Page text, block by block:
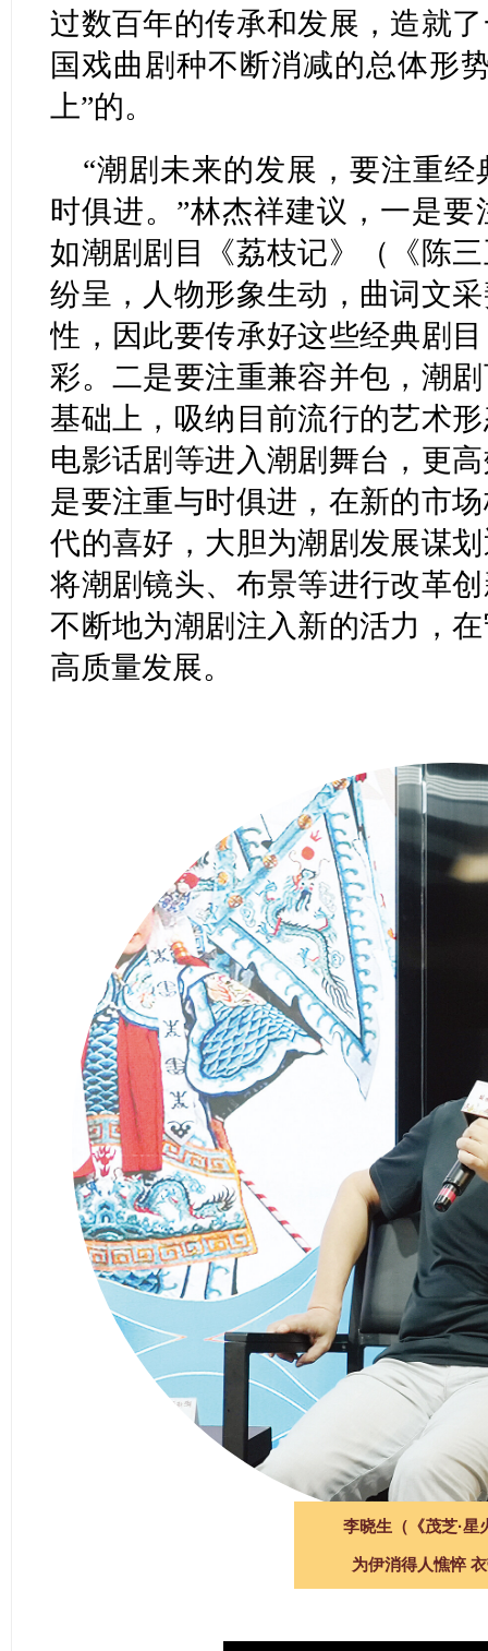
过数百年的传承和发展，造就
国戏曲剧种不断消减的总体形
上”的。
“潮剧未来的发展，要注重
时俱进。”林杰祥建议，一是
如潮剧剧目《荔枝记》（《陈
纷呈，人物形象生动，曲词文
性，因此要传承好这些经典剧
彩。二是要注重兼容并包，潮
基础上，吸纳目前流行的艺术
电影话剧等进入潮剧舞台，更
是要注重与时俱进，在新的市
代的喜好，大胆为潮剧发展谋
将潮剧镜头、布景等进行改革
不断地为潮剧注入新的活力，
高质量发展。
李晓生（《茂芝·星
为伊消得人憔悴